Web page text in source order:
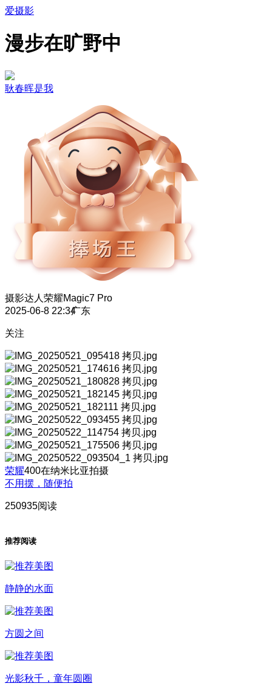
爱摄影
漫步在旷野中
耿春晖是我
摄影达人 荣耀Magic7 Pro
2025-06-8 22:34广东
关注
荣耀400在纳米比亚拍摄
不用摆，随便拍
250935阅读
推荐阅读
静静的水面
方圆之间
光影秋千，童年圆圈